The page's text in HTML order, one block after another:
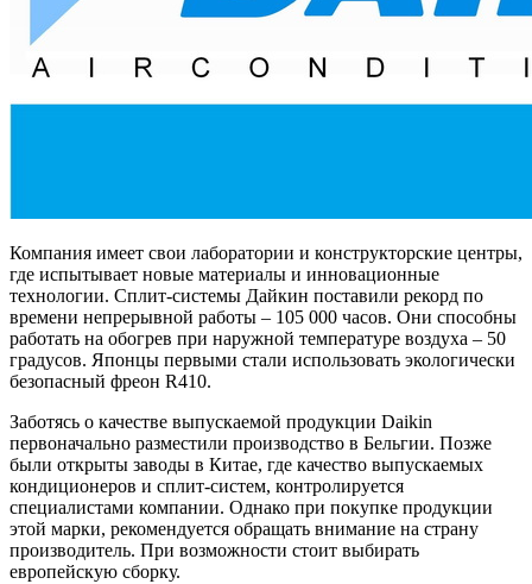
Компания имеет свои лаборатории и конструкторские центры,
где испытывает новые материалы и инновационные
технологии. Сплит-системы Дайкин поставили рекорд по
времени непрерывной работы – 105 000 часов. Они способны
работать на обогрев при наружной температуре воздуха – 50
градусов. Японцы первыми стали использовать экологически
безопасный фреон R410.
Заботясь о качестве выпускаемой продукции Daikin
первоначально разместили производство в Бельгии. Позже
были открыты заводы в Китае, где качество выпускаемых
кондиционеров и сплит-систем, контролируется
специалистами компании. Однако при покупке продукции
этой марки, рекомендуется обращать внимание на страну
производитель. При возможности стоит выбирать
европейскую сборку.